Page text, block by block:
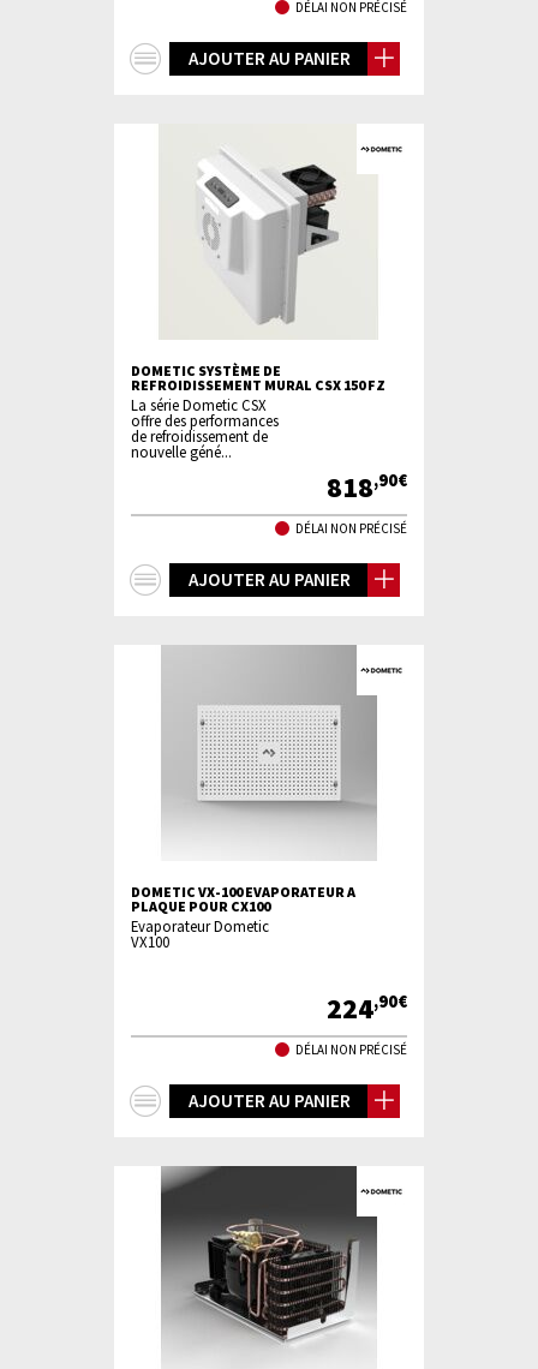
DÉLAI NON PRÉCISÉ
AJOUTER AU PANIER
DOMETIC SYSTÈME DE
REFROIDISSEMENT MURAL CSX 150 FZ
La série Dometic CSX
offre des performances
de refroidissement de
nouvelle géné...
818,90€
DÉLAI NON PRÉCISÉ
AJOUTER AU PANIER
DOMETIC VX-100 EVAPORATEUR A
PLAQUE POUR CX100
Evaporateur Dometic
VX100
224,90€
DÉLAI NON PRÉCISÉ
AJOUTER AU PANIER